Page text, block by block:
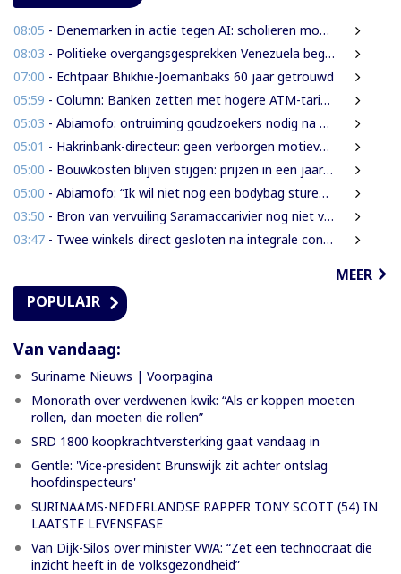
08:05 - Denemarken in actie tegen AI: scholieren moeten extra mondelinge examens doen
08:03 - Politieke overgangsgesprekken Venezuela beginnen zonder Machado
07:00 - Echtpaar Bhikhie-Joemanbaks 60 jaar getrouwd
05:59 - Column: Banken zetten met hogere ATM-tarieven digitale economie op achterstand
05:03 - Abiamofo: ontruiming goudzoekers nodig na dodelijke risico’s in Moeroekreek en 21 Bergi
05:01 - Hakrinbank-directeur: geen verborgen motieven bij verkoop DSB-belang
05:00 - Bouwkosten blijven stijgen: prijzen in een jaar tijd gemiddeld 7,3% hoger
05:00 - Abiamofo: “Ik wil niet nog een bodybag sturen naar dat gebied”
03:50 - Bron van vervuiling Saramaccarivier nog niet vastgesteld, onderzoek in afrondende fase
03:47 - Twee winkels direct gesloten na integrale controle in Houttuin
MEER
POPULAIR
Van vandaag:
Suriname Nieuws | Voorpagina
Monorath over verdwenen kwik: “Als er koppen moeten
rollen, dan moeten die rollen”
SRD 1800 koopkrachtversterking gaat vandaag in
Gentle: 'Vice-president Brunswijk zit achter ontslag
hoofdinspecteurs'
SURINAAMS-NEDERLANDSE RAPPER TONY SCOTT (54) IN
LAATSTE LEVENSFASE
Van Dijk-Silos over minister VWA: “Zet een technocraat die
inzicht heeft in de volksgezondheid”